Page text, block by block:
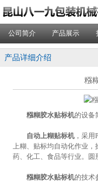
公司简介 产品展示
产品详细介绍
糨
糨糊胶水贴标机的设备
自动上糊贴标机，采用
上糊、贴标均自动化作业
药、化工、食品等行业。圆
糨糊胶水贴标机的技术